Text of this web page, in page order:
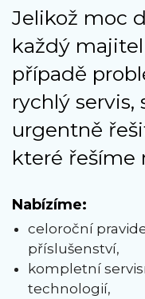
Jelikož moc
každý
případě
rychlý servis,
urgentně
které řešíme
Nabízíme:
celoroční
příslušenství,
kompletní
technologií,